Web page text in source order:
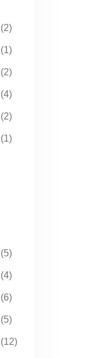
(2)
(1)
(2)
(4)
(2)
(1)
(5)
(4)
(6)
(5)
(12)